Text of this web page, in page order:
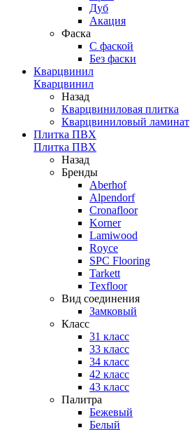
Дуб
Акация
Фаска
С фаской
Без фаски
Кварцвинил
Кварцвинил
Назад
Кварцвиниловая плитка
Кварцвиниловый ламинат
Плитка ПВХ
Плитка ПВХ
Назад
Бренды
Aberhof
Alpendorf
Cronafloor
Korner
Lamiwood
Royce
SPC Flooring
Tarkett
Texfloor
Вид соединения
Замковый
Класс
31 класс
33 класс
34 класс
42 класс
43 класс
Палитра
Бежевый
Белый